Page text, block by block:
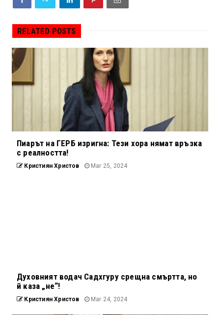
RELATED POSTS
Пиарът на ГЕРБ изригна: Тези хора нямат връзка
с реалността!
Кристиян Христов Mar 25, 2024
Духовният водач Садхгуру срещна смъртта, но
й каза „не“!
Кристиян Христов Mar 24, 2024